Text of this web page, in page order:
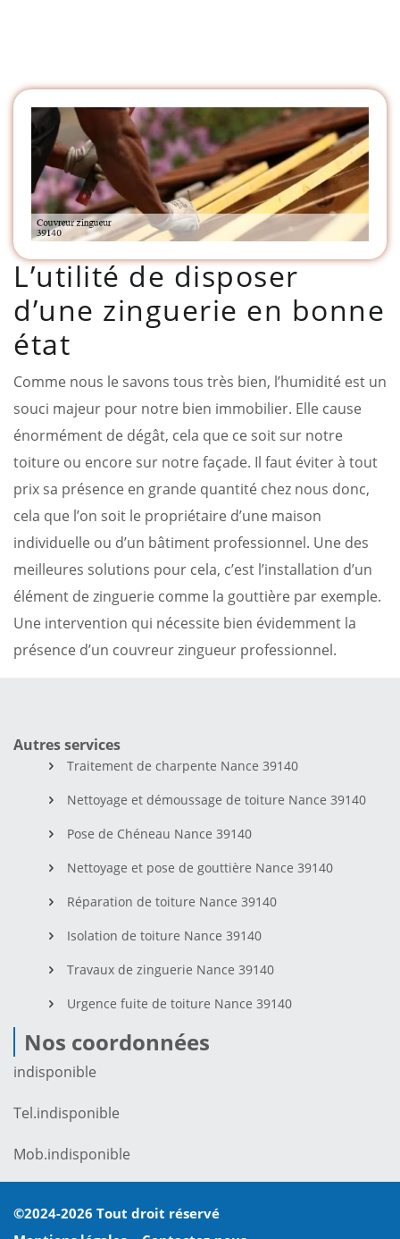
L’utilité de disposer
d’une zinguerie en bonne
état
Comme nous le savons tous très bien, l’humidité est un
souci majeur pour notre bien immobilier. Elle cause
énormément de dégât, cela que ce soit sur notre
toiture ou encore sur notre façade. Il faut éviter à tout
prix sa présence en grande quantité chez nous donc,
cela que l’on soit le propriétaire d’une maison
individuelle ou d’un bâtiment professionnel. Une des
meilleures solutions pour cela, c’est l’installation d’un
élément de zinguerie comme la gouttière par exemple.
Une intervention qui nécessite bien évidemment la
présence d’un couvreur zingueur professionnel.
Autres services
Traitement de charpente Nance 39140
Nettoyage et démoussage de toiture Nance 39140
Pose de Chéneau Nance 39140
Nettoyage et pose de gouttière Nance 39140
Réparation de toiture Nance 39140
Isolation de toiture Nance 39140
Travaux de zinguerie Nance 39140
Urgence fuite de toiture Nance 39140
Nos coordonnées
indisponible
Tel.indisponible
Mob.indisponible
©2024-2026 Tout droit réservé